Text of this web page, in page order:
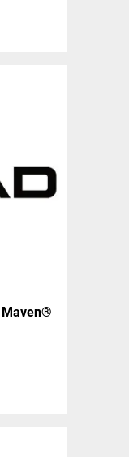
Maven®